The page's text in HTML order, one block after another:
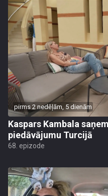
pirms 2 nedēļām, 5 dienām
Kaspars Kambala
piedāvājumu Turcijā
68. epizode